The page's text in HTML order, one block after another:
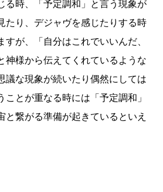
る時、「予定調和」と言う現象が
たり、デジャヴを感じたりする時
すが、「自分はこれでいいんだ、
神様から伝えてくれているような
議な現象が続いたり偶然にしては
ことが重なる時には「予定調和」
と繋がる準備が起きているといえ